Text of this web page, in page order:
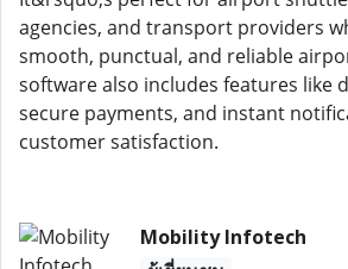
agencies, and transport providers
smooth, punctual, and reliable
software also includes features like
secure payments, and instant
customer satisfaction.
Mobility Infotech